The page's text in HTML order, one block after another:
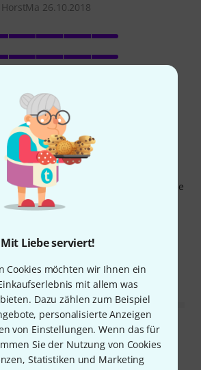
Mit Liebe serviert!
Cookies möchten wir Ihnen ein
mit allem was
Dazu zählen zum Beispiel
personalisierte Anzeigen
von Einstellungen. Wenn das für
Sie der Nutzung von Cookies
Statistiken und Marketing
HorstMa 26.10.2018
eine Klarinette in der Hand! :-) Zur
jetzt etwas Unterricht, und die
meines Lehrers zu 100% bestanden.
Internet waren hilfreich, den Rest
Beratung bei Thomann - auch, was die
Mechanik, Material, alles macht
BEWERTUNG MELDEN
Anonym 21.07.2014